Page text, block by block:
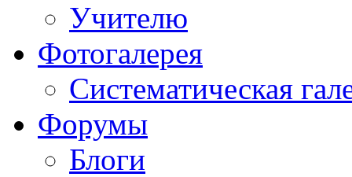
Учителю
Фотогалерея
Систематическая
Форумы
Блоги